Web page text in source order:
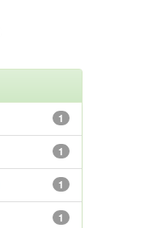
1
1
1
1